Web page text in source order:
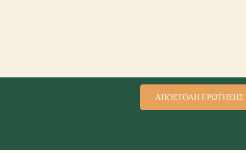
ΑΠΟΣΤΟΛΉ ΕΡΏΤΗΣΗΣ